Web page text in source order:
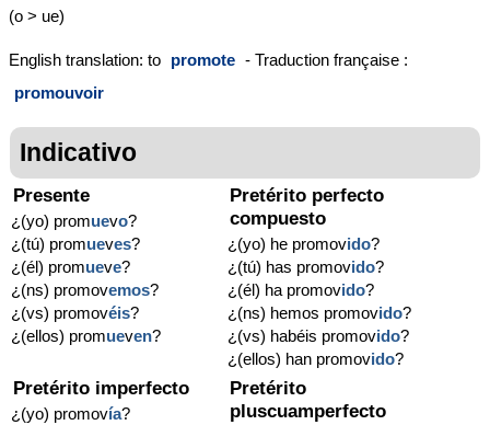
(o > ue)
English translation: to promote - Traduction française :
promouvoir
Indicativo
Presente
¿(yo) promuevo?
¿(tú) promueves?
¿(él) promueve?
¿(ns) promovemos?
¿(vs) promovéis?
¿(ellos) promueven?
Pretérito perfecto
compuesto
¿(yo) he promovido?
¿(tú) has promovido?
¿(él) ha promovido?
¿(ns) hemos promovido?
¿(vs) habéis promovido?
¿(ellos) han promovido?
Pretérito imperfecto
¿(yo) promovía?
Pretérito
pluscuamperfecto